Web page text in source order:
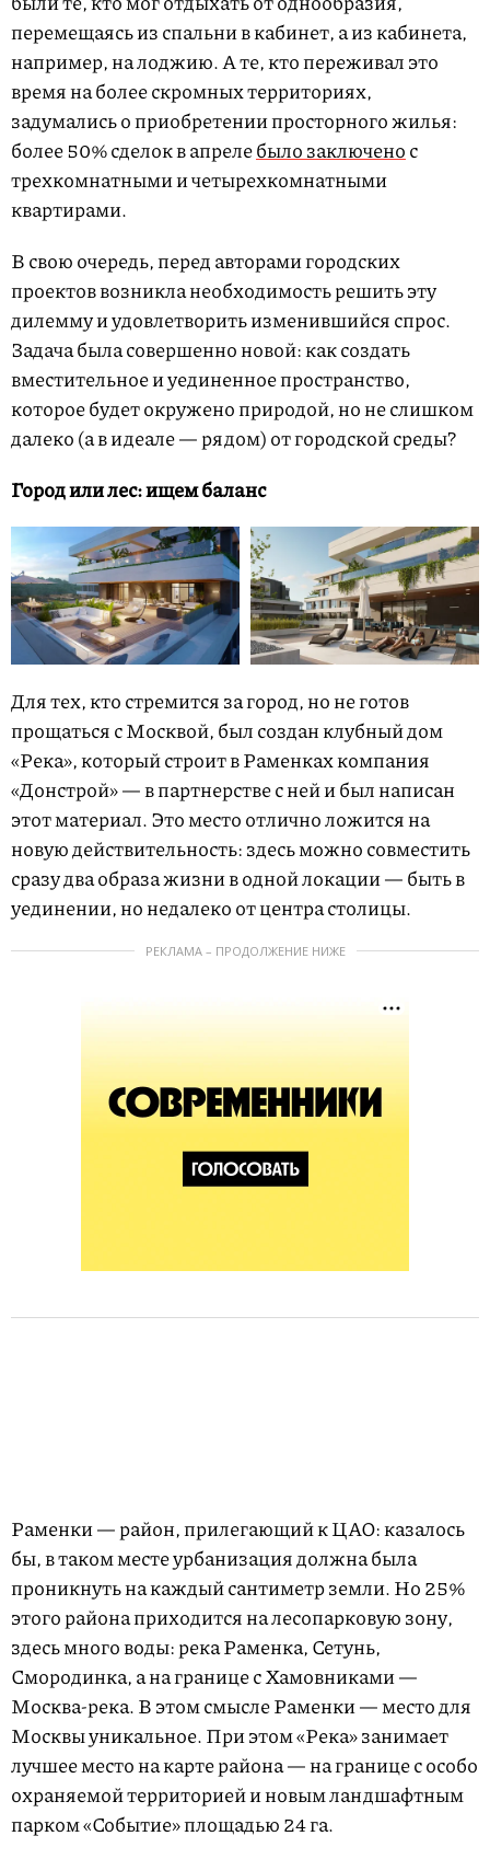
перемещаясь из спальни в кабинет, а из кабинета,
например, на лоджию. А те, кто переживал это
время на более скромных территориях,
задумались о приобретении просторного жилья:
более 50% сделок в апрелебыло заключенос
трехкомнатными и четырехкомнатными
квартирами.
В свою очередь, перед авторами городских
проектов возникла необходимость решить эту
дилемму и удовлетворить изменившийся спрос.
Задача была совершенно новой: как создать
вместительное и уединенное пространство,
которое будет окружено природой, но не слишком
далеко (а в идеале — рядом) от городской среды?
Город или лес: ищем баланс
Для тех, кто стремится за город, но не готов
прощаться с Москвой, был создан клубный дом
«Река», который строит в Раменках компания
«Донстрой» — в партнерстве с ней и был написан
этот материал. Это место отлично ложится на
новую действительность: здесь можно совместить
сразу два образа жизни в одной локации — быть в
уединении, но недалеко от центра столицы.
РЕКЛАМА – ПРОДОЛЖЕНИЕ НИЖЕ
Раменки — район, прилегающий к ЦАО: казалось
бы, в таком месте урбанизация должна была
проникнуть на каждый сантиметр земли. Но 25%
этого района приходится на лесопарковую зону,
здесь много воды: река Раменка, Сетунь,
Смородинка, а на границе с Хамовниками —
Москва-река. В этом смысле Раменки — место для
Москвы уникальное. При этом «Река» занимает
лучшее место на карте района — на границе с особо
охраняемой территорией и новым ландшафтным
парком «Событие» площадью 24 га.